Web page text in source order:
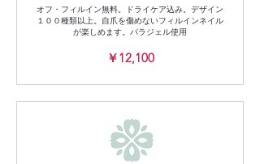
オフ・フィルイン無料。ドライケア込み。デザイン
１００種類以上。自爪を傷めないフィルインネイル
が楽しめます。パラジェル使用
￥12,100